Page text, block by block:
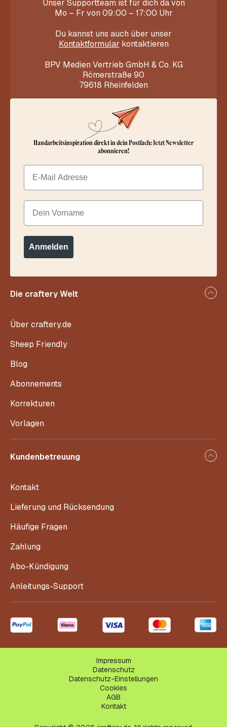
Unser Supportteam ist für dich da von
Mo – Fr von 09:00 – 17:00 Uhr
Du kannst uns auch über unser
Kontaktformular kontaktieren
BPV Medien Vertrieb GmbH & Co. KG
Römerstraße 90
79618 Rheinfelden
Die craftery Welt
Über craftery.de
Sheep Friendly
Blog
Abonnements
Korrekturen
Vorlagen
Kundenbetreuung
Kontakt
Lieferung und Rücksendung
Häufige Fragen
Zahlung
Abo-Kündigung
Anleitungs-Support
Handarbeitsinspiration direkt in dein Postfach: Jetzt Newsletter
abonnieren!
Email
Dein Vorname
Anmelden
Impressum
Datenschutz
Datenschutz-Einstellungen
Cookies
AGB
Kontakt